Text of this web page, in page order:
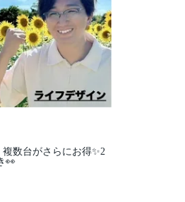
数台がさらにお得✨2
👀